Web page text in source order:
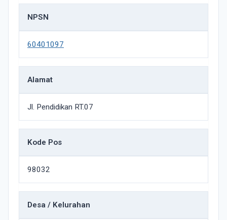
NPSN
60401097
Alamat
Jl. Pendidikan RT.07
Kode Pos
98032
Desa / Kelurahan